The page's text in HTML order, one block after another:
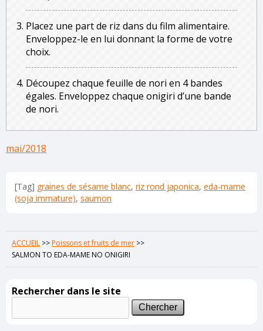
Placez une part de riz dans du film alimentaire.
Enveloppez-le en lui donnant la forme de votre
choix.
Découpez chaque feuille de nori en 4 bandes
égales. Enveloppez chaque onigiri d’une bande
de nori.
mai/2018
[Tag] graines de sésame blanc, riz rond japonica, eda-mame
(soja immature), saumon
ACCUEIL >>Poissons et fruits de mer >>
SALMON TO EDA-MAME NO ONIGIRI
Rechercher dans le site